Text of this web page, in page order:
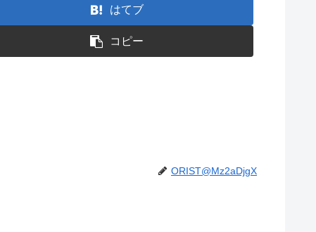
はてブ
コピー
ORIST@Mz2aDjgX